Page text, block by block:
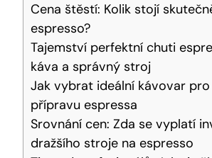
Cena štěstí: Kolik stojí
espresso?
Tajemství perfektní chuti
káva a správný stroj
Jak vybrat ideální kávovar
přípravu espressa
Srovnání cen: Zda se vyplatí
dražšího stroje na espresso